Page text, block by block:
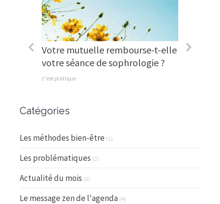
Votre mutuelle rembourse-t-elle
votre séance de sophrologie ?
c'est pratique
Catégories
Les méthodes bien-être (1)
Les problématiques (2)
Actualité du mois (2)
Le message zen de l'agenda (4)